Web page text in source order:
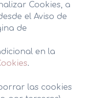
Cookies, a
el Aviso de
de
en la
.
las cookies